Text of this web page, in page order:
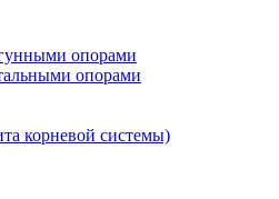
опорами
опорами
корневой системы)